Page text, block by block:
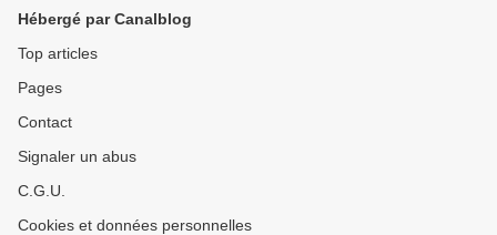
Hébergé par Canalblog
Top articles
Pages
Contact
Signaler un abus
C.G.U.
Cookies et données personnelles